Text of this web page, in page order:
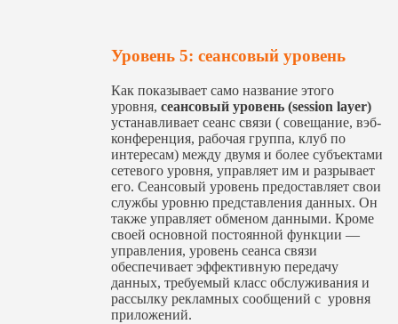
Уровень 5: сеансовый уровень
Как показывает само название этого
уровня, сеансовый уровень (session layer)
устанавливает сеанс связи ( совещание, вэб-
конференция, рабочая группа, клуб по
интересам) между двумя и более субъектами
сетевого уровня, управляет им и разрывает
его. Сеансовый уровень предоставляет свои
службы уровню представления данных. Он
также управляет обменом данными. Кроме
своей основной постоянной функции —
управления, уровень сеанса связи
обеспечивает эффективную передачу
данных, требуемый класс обслуживания и
рассылку рекламных сообщений с уровня
приложений.